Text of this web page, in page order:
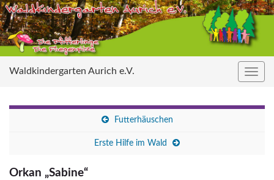
Waldkindergarten Aurich e.V.
Futterhäuschen
Erste Hilfe im Wald
Orkan „Sabine“